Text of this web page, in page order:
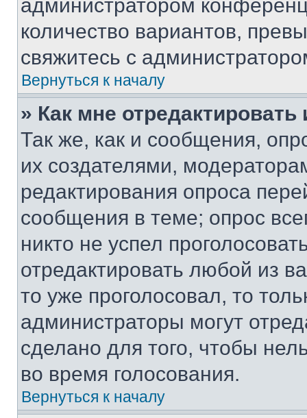
администратором
количество вариантов,
свяжитесь с
Вернуться к началу
» Как мне
Так же, как и сообщения,
их создателями,
редактирования опроса
сообщения в теме; опрос
никто не успел
отредактировать любой из
то уже проголосовал, то
администраторы могут
сделано для того, чтобы
во время голосования.
Вернуться к началу